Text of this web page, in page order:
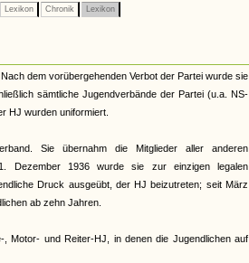
Lexikon Chronik Lexikon
dem vorübergehenden Verbot der Partei wurde sie
sämtliche Jugendverbände der Partei (u.a. NS-
HJ wurden uniformiert.
Sie übernahm die Mitglieder aller anderen
Dezember 1936 wurde sie zur einzigen legalen
Druck ausgeübt, der HJ beizutreten; seit März
ab zehn Jahren.
Motor- und Reiter-HJ, in denen die Jugendlichen auf